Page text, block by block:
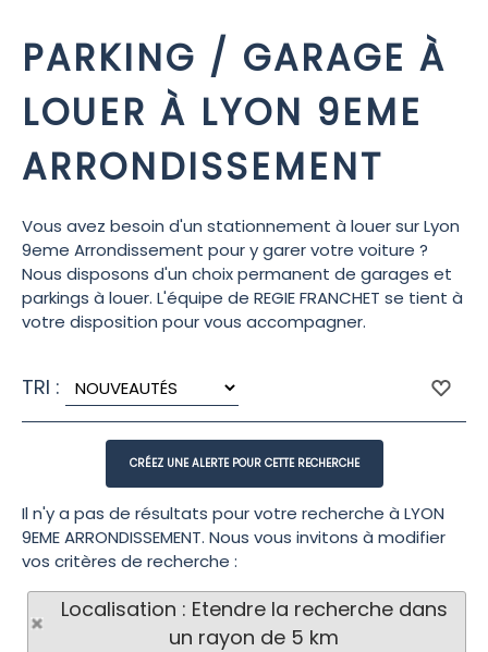
PARKING / GARAGE À
LOUER À LYON 9EME
ARRONDISSEMENT
Vous avez besoin d'un stationnement à louer sur Lyon
9eme Arrondissement pour y garer votre voiture ?
Nous disposons d'un choix permanent de garages et
parkings à louer. L'équipe de REGIE FRANCHET se tient à
votre disposition pour vous accompagner.
TRI :
Il n'y a pas de résultats pour votre recherche à LYON
9EME ARRONDISSEMENT. Nous vous invitons à modifier
vos critères de recherche :
Localisation : Etendre la recherche dans
un rayon de 5 km